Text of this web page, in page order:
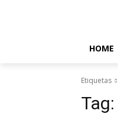
HOME
Etiquetas
Tag: